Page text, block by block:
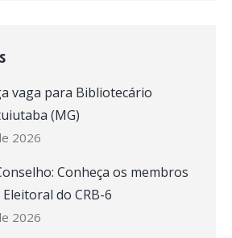
vaga para Bibliotecário
(MG)
2026
Conheça os membros
do CRB-6
2026